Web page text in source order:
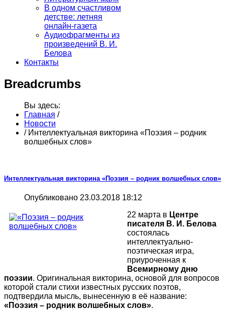
В одном счастливом
детстве: летняя
онлайн-газета
Аудиофрагменты из
произведений В. И.
Белова
Контакты
Breadcrumbs
Вы здесь:
Главная /
Новости
/ Интеллектуальная викторина «Поэзия – родник
волшебных слов»
Интеллектуальная викторина «Поэзия – родник волшебных слов»
Опубликовано 23.03.2018 18:12
22 марта в Центре
писателя В. И. Белова
состоялась
интеллектуально-
поэтическая игра,
приуроченная к
Всемирному дню
поэзии. Оригинальная викторина, основой для вопросов
которой стали стихи известных русских поэтов,
подтвердила мысль, вынесенную в её название:
«Поэзия – родник волшебных слов».